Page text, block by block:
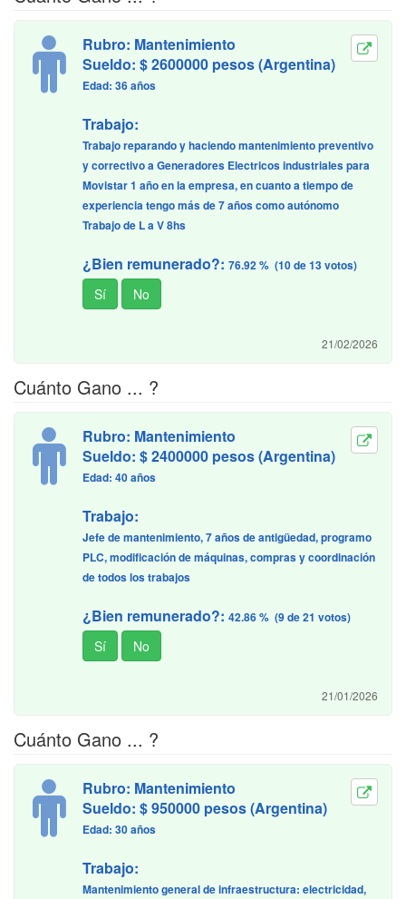
Rubro: Mantenimiento
Sueldo: $ 2600000 pesos (Argentina)
Edad: 36 años
Trabajo:
Trabajo reparando y haciendo mantenimiento preventivo
y correctivo a Generadores Electricos industriales para
Movistar 1 año en la empresa, en cuanto a tiempo de
experiencia tengo más de 7 años como autónomo
Trabajo de L a V 8hs
¿Bien remunerado?: 76.92 % (10 de 13 votos)
21/02/2026
Cuánto Gano ... ?
Rubro: Mantenimiento
Sueldo: $ 2400000 pesos (Argentina)
Edad: 40 años
Trabajo:
Jefe de mantenimiento, 7 años de antigüedad, programo
PLC, modificación de máquinas, compras y coordinación
de todos los trabajos
¿Bien remunerado?: 42.86 % (9 de 21 votos)
21/01/2026
Cuánto Gano ... ?
Rubro: Mantenimiento
Sueldo: $ 950000 pesos (Argentina)
Edad: 30 años
Trabajo:
Mantenimiento general de infraestructura: electricidad,